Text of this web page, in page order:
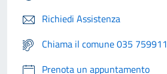
Richiedi Assistenza
Chiama il comune 035 759911
Prenota un appuntamento